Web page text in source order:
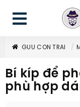
GUU CON TRAI
Bí kíp để
phù hợp